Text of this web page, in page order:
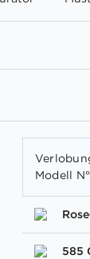
Modell
585